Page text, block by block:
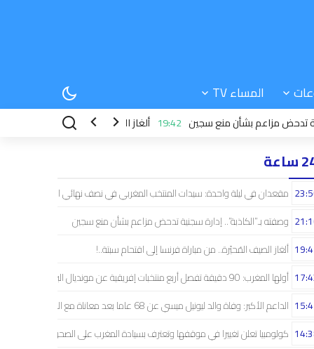
المساء TV
مزاعم بشأن منع سجين 19:42 ألغاز الصيف المُحيّرة.. من مباراة فرنسا إلى
مقعدان في ليلة واحدة: سيدات المنتخب المغربي في نصف نهائي الكان ومونديال
وصفته بـ”الكاذبة”.. إدارة سجنية تدحض مزاعم بشأن منع سجين
ألغاز الصيف المُحيّرة.. من مباراة فرنسا إلى اقتحام سبتة..!
أولها المغرب: 90 دقيقة تفصل أربع منتخبات إفريقية عن مونديال البرازيل
الداعم الأكبر: وفاة والد ليونيل ميسي عن 68 عاما بعد معاناة مع المرض
كولومبيا تعلن تغييرا في موقفها وتعترف بسيادة المغرب على الصحراء